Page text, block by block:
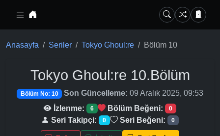
Anasayfa Seriler Tokyo Ghoul:re Bölüm 10
Tokyo Ghoul:re 10.Bölüm
Bölüm No: 10 Son Güncelleme: 09 Aralık 2025, 09:53
İzlenme:
6 Bölüm Beğeni: 0
Seri Takipçi: 0 Seri Beğeni: 0